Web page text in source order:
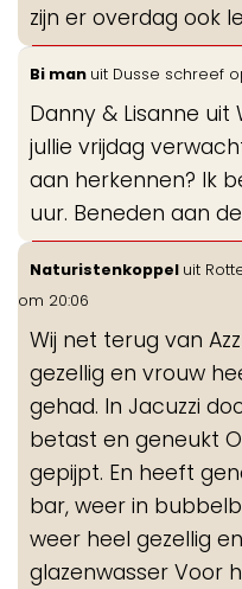
zijn er overdag ook
Bi man uit Dusse schreef
Danny & Lisanne uit
jullie vrijdag
aan herkennen? Ik
uur. Beneden aan
Naturistenkoppel uit
om 20:06
Wij net terug van
gezellig en vrouw
gehad. In Jacuzzi
betast en geneukt
gepijpt. En heeft
bar, weer in
weer heel gezellig
glazenwasser Voor